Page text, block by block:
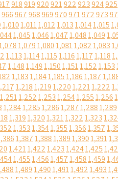
918919920921922923924925
966967968969970971972973
1,0101,0111,0121,0131,0141,015
1,0451,0461,0471,0481,049
1,0791,0801,0811,0821,083
1,1131,1141,1151,1161,1171,118
1,1481,1491,1501,1511,1521,153
1,1831,1841,1851,1861,187
1,2181,2191,2201,2211,222
1,2511,2521,2531,2541,2551,256
1,2841,2851,2861,2871,2881,289
1,3191,3201,3211,3221,323
1,3531,3541,3551,3561,357
1,3871,3881,3891,3901,391
1,4211,4221,4231,4241,425
1,4551,4561,4571,4581,459
1,4891,4901,4911,4921,493